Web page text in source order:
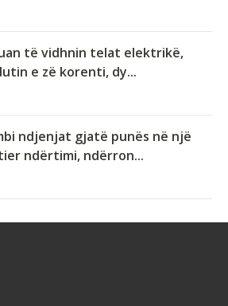
të vidhnin telat elektrikë,
e zë korenti, dy...
ndjenjat gjatë punës në një
ndërtimi, ndërron...